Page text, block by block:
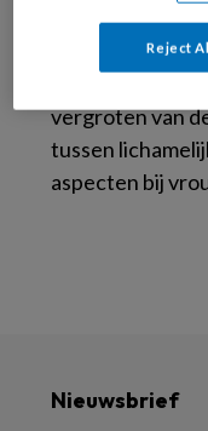
polikliniek voor
vrouwen met
vergroten van
tussen
aspecten bij
Nieuwsbrief
Reject